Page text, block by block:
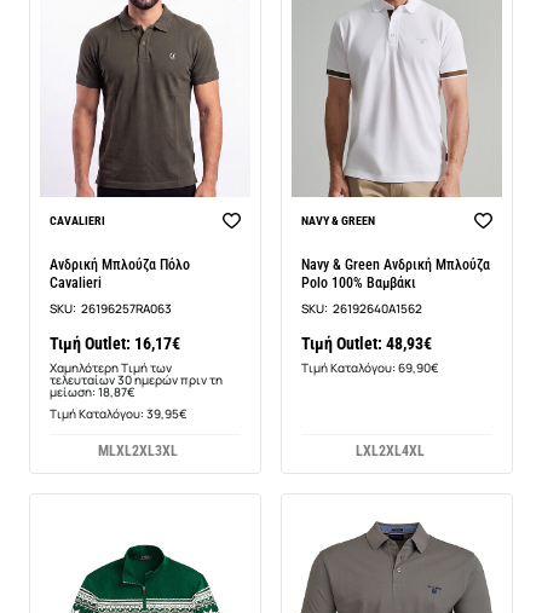
BEST SELLER
CAVALIERI
Ανδρική Μπλούζα Πόλο
Cavalieri
SKU: 26196257RA063
Τιμή Outlet: 16,17€
Χαμηλότερη Τιμή των
τελευταίων 30 ημερών πριν τη
μείωση: 18,87€
Τιμή Καταλόγου: 39,95€
M LXL2XL3XL
NAVY & GREEN
Navy & Green Ανδρική Μπλούζα
Polo 100% Βαμβάκι
SKU: 26192640A1562
Τιμή Outlet: 48,93€
Τιμή Καταλόγου: 69,90€
LXL2XL4XL